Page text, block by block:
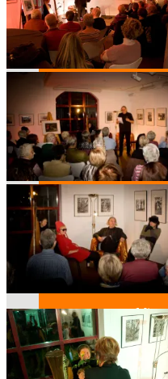
Musik
Literatur